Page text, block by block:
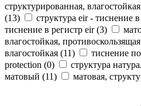
структурированная,
(13) cтруктура eir - тиснение
тиснение в регистр eir (3)
влагостойкая,
влагостойкая (11) тиснение
protection (0) структура
матовый (11) матовая,